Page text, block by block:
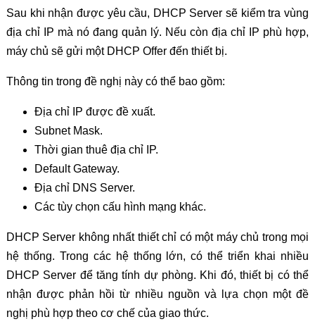
Sau khi nhận được yêu cầu, DHCP Server sẽ kiểm tra vùng
địa chỉ IP mà nó đang quản lý. Nếu còn địa chỉ IP phù hợp,
máy chủ sẽ gửi một DHCP Offer đến thiết bị.
Thông tin trong đề nghị này có thể bao gồm:
Địa chỉ IP được đề xuất.
Subnet Mask.
Thời gian thuê địa chỉ IP.
Default Gateway.
Địa chỉ DNS Server.
Các tùy chọn cấu hình mạng khác.
DHCP Server không nhất thiết chỉ có một máy chủ trong mọi
hệ thống. Trong các hệ thống lớn, có thể triển khai nhiều
DHCP Server để tăng tính dự phòng. Khi đó, thiết bị có thể
nhận được phản hồi từ nhiều nguồn và lựa chọn một đề
nghị phù hợp theo cơ chế của giao thức.